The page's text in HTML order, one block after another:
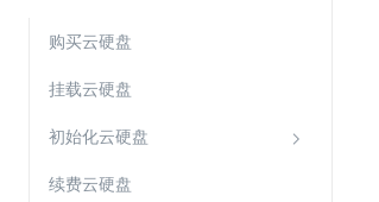
购买云硬盘
挂载云硬盘
初始化云硬盘
续费云硬盘